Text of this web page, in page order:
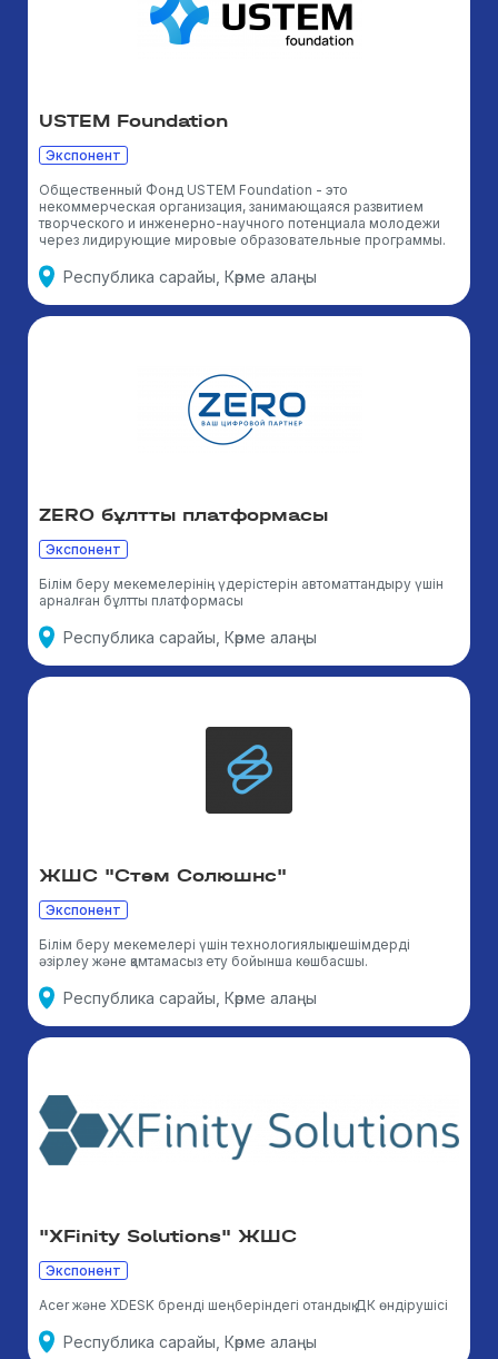
USTEM Foundation
Экспонент
Общественный Фонд USTEM Foundation - это
некоммерческая организация, занимающаяся развитием
творческого и инженерно-научного потенциала молодежи
через лидирующие мировые образовательные программы.
Республика сарайы, Көрме алаңы
ZERO бұлтты платформасы
Экспонент
Білім беру мекемелерінің үдерістерін автоматтандыру үшін
арналған бұлтты платформасы
Республика сарайы, Көрме алаңы
ЖШС "Стем Солюшнс"
Экспонент
Білім беру мекемелері үшін технологиялық шешімдерді
әзірлеу және қамтамасыз ету бойынша көшбасшы.
Республика сарайы, Көрме алаңы
"XFinity Solutions" ЖШС
Экспонент
Acer және XDESK бренді шеңберіндегі отандық ДК өндірушісі
Республика сарайы, Көрме алаңы